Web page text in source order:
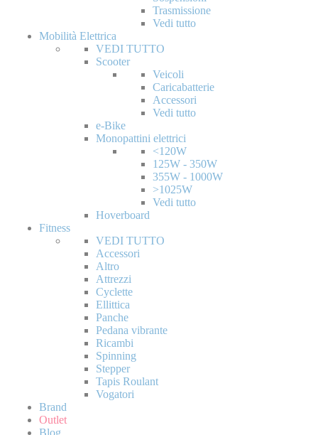
Trasmissione
Vedi tutto
Mobilità Elettrica
VEDI TUTTO
Scooter
Veicoli
Caricabatterie
Accessori
Vedi tutto
e-Bike
Monopattini elettrici
<120W
125W - 350W
355W - 1000W
>1025W
Vedi tutto
Hoverboard
Fitness
VEDI TUTTO
Accessori
Altro
Attrezzi
Cyclette
Ellittica
Panche
Pedana vibrante
Ricambi
Spinning
Stepper
Tapis Roulant
Vogatori
Brand
Outlet
Blog